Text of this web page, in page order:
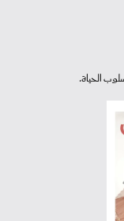
الحياة.